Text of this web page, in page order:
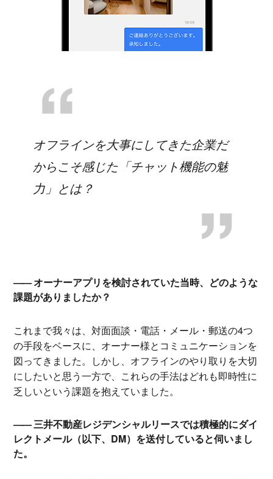
オフラインを大事にしてきた企業だ
からこそ感じた「チャット機能の魅
力」とは？
オーナーアプリを検討されていた当時、どのような
課題がありましたか？
これまで我々は、対面面談・電話・メール・郵送の4つ
の手段をベースに、オーナー様とコミュニケーションを
図ってきました。しかし、オフラインのやり取りを大切
にしたいと思う一方で、これらの手法はどれも即時性に
乏しいという課題を抱えていました。
三井不動産レジデンシャルリースでは積極的にダイ
レクトメール（以下、DM）を送付していると伺いまし
た。